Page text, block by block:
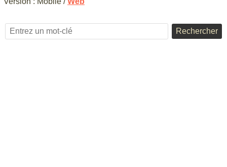
Rechercher